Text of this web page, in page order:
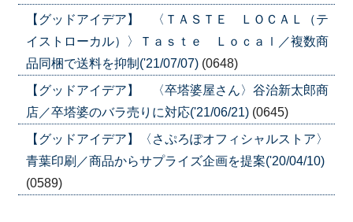
【グッドアイデア】 〈ＴＡＳＴＥ ＬＯＣＡＬ（テ
イストローカル）〉Ｔａｓｔｅ Ｌｏｃａｌ／複数商
品同梱で送料を抑制('21/07/07) (0648)
【グッドアイデア】 〈卒塔婆屋さん〉谷治新太郎商
店／卒塔婆のバラ売りに対応('21/06/21) (0645)
【グッドアイデア】〈さぷろぽオフィシャルストア〉
青葉印刷／商品からサプライズ企画を提案('20/04/10)
(0589)